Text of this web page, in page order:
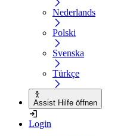
Nederlands
Polski
Svenska
Türkçe
Assist Hilfe öffnen
Login